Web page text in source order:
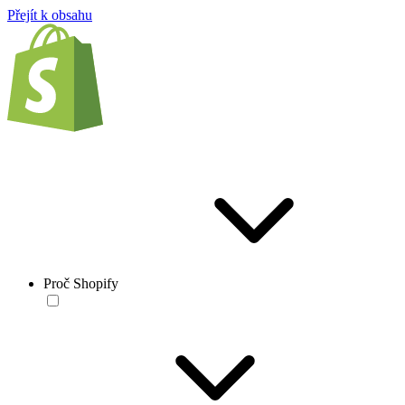
Přejít k obsahu
Proč Shopify